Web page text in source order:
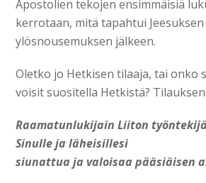
Apostolien tekojen ensimmäisiä
kerrotaan, mitä tapahtui Jeesuksen
ylösnousemuksen jälkeen.
Oletko jo Hetkisen tilaaja, tai onko
voisit suositella Hetkistä?
Raamatunlukijain Liiton
Sinulle ja läheisillesi
siunattua ja valoisaa pääsiäisen